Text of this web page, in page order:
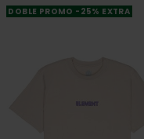
DOBLE PROMO -25% EXTRA